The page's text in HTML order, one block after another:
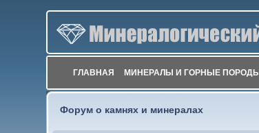
ГЛАВНАЯ МИНЕРАЛЫ И ГОРНЫЕ ПОРОДЫ
Форум о камнях и минералах